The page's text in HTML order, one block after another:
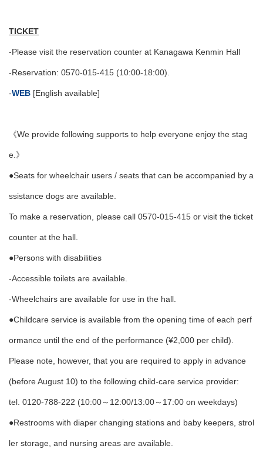
TICKET
-Please visit the reservation counter at Kanagawa Kenmin Hall
-Reservation: 0570-015-415 (10:00-18:00).
-WEB [English available]
《We provide following supports to help everyone enjoy the stag
e.》
●Seats for wheelchair users / seats that can be accompanied by a
ssistance dogs are available.
To make a reservation, please call 0570-015-415 or visit the ticket
counter at the hall.
●Persons with disabilities
-Accessible toilets are available.
-Wheelchairs are available for use in the hall.
●Childcare service is available from the opening time of each perf
ormance until the end of the performance (¥2,000 per child).
Please note, however, that you are required to apply in advance
(before August 10) to the following child-care service provider:
tel. 0120-788-222 (10:00～12:00/13:00～17:00 on weekdays)
●Restrooms with diaper changing stations and baby keepers, strol
ler storage, and nursing areas are available.